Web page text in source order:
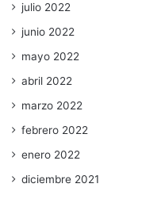
julio 2022
junio 2022
mayo 2022
abril 2022
marzo 2022
febrero 2022
enero 2022
diciembre 2021